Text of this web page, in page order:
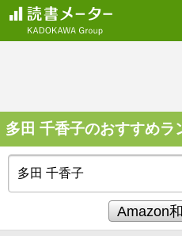
多田 千香子のおすすめラ